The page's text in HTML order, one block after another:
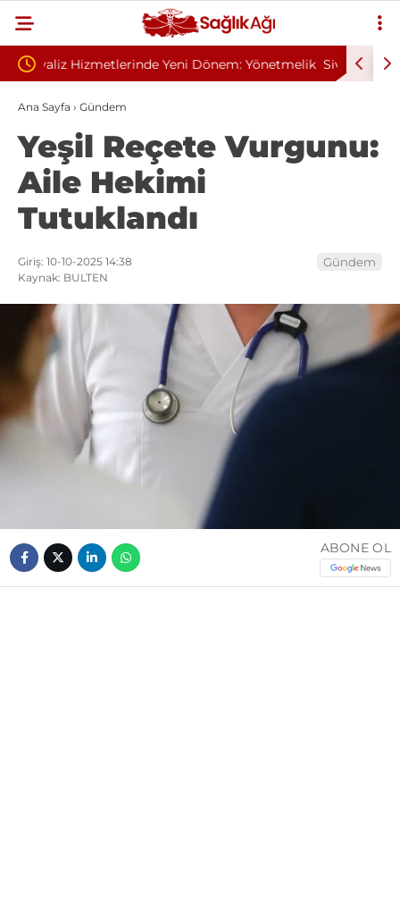
Yönetmelik Sivilce Sandı, Cilt Kanseri Çıktı: Ameliyattan 60
Dikişle Uyandı
Ana Sayfa › Gündem
Yeşil Reçete Vurgunu:
Aile Hekimi
Tutuklandı
Giriş: 10-10-2025 14:38
Kaynak: BULTEN
Gündem
ABONE OL